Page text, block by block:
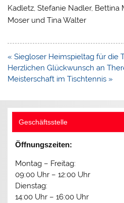
Kadletz, Stefanie Nadler, Bettina
Moser und Tina Walter
Beitragsnavigation
« Siegloser Heimspieltag für die
Herzlichen Glückwunsch an
Meisterschaft im Tischtennis »
Geschäftsstelle
Öffnungszeiten:
Montag – Freitag:
09:00 Uhr – 12:00 Uhr
Dienstag:
14:00 Uhr – 16:00 Uhr